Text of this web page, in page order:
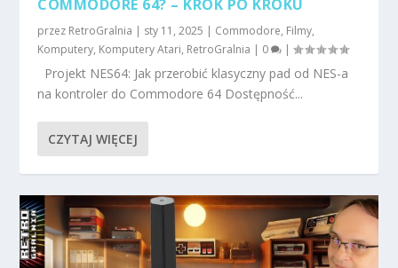
COMMODORE 64? – KROK PO KROKU
przez RetroGralnia | sty 11, 2025 | Commodore, Filmy,
Komputery, Komputery Atari, RetroGralnia | 0 |
Projekt NES64: Jak przerobić klasyczny pad od NES-a
na kontroler do Commodore 64 Dostępność...
CZYTAJ WIĘCEJ